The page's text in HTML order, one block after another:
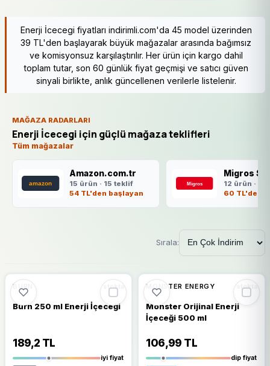
Enerji İcecegi fiyatları indirimli.com'da 45 model üzerinden
39 TL'den başlayarak büyük mağazalar arasında bağımsız
ve komisyonsuz karşılaştırılır. Her ürün için kargo dahil
toplam tutar, son 60 günlük fiyat geçmişi ve satıcı güven
sinyali birlikte, anlık güncellenen verilerle listelenir.
MAĞAZA RADARLARI
Enerji İcecegi için güçlü mağaza teklifleri
Tüm mağazalar
Amazon.com.tr
15 ürün · 15 teklif
54 TL'den başlayan
12 ürün ·
60 TL'den
Sırala:
%47 %47 DÜŞTÜ
BURN stokta
Burn 250 ml Enerji İçeceği
189,2 TL
iyi fiyat
%64 🔥%64 DÜŞTÜ
MONSTER ENERGY stokta
Monster Orijinal Enerji
İçeceği 500 ml
106,99 TL
dip fiyat